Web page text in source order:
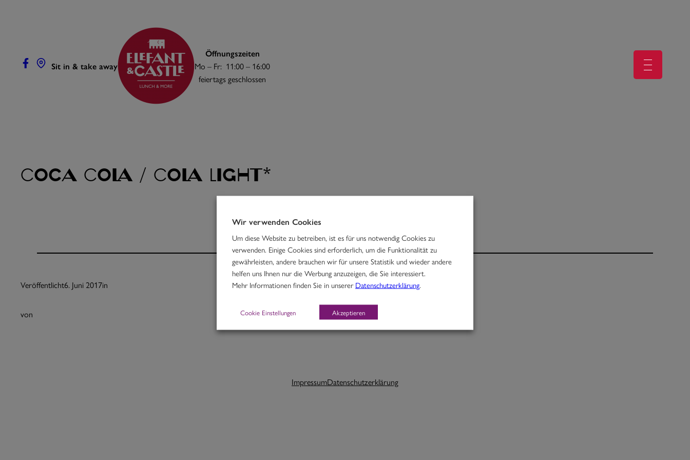
Sit in & take away
Öffnungszeiten
Mo – Fr: 11:00 – 16:00
feiertags geschlossen
Coca Cola / Cola Light*
Veröffentlicht6. Juni 2017in
von
Schlagwörter:
ImpressumDatenschutzerklärung
Wir verwenden Cookies
Um diese Website zu betreiben, ist es für uns notwendig Cookies zu
verwenden. Einige Cookies sind erforderlich, um die Funktionalität zu
gewährleisten, andere brauchen wir für unsere Statistik und wieder andere
helfen uns Ihnen nur die Werbung anzuzeigen, die Sie interessiert.
Mehr Informationen finden Sie in unsererDatenschutzerklärung.
Cookie Einstellungen Akzeptieren